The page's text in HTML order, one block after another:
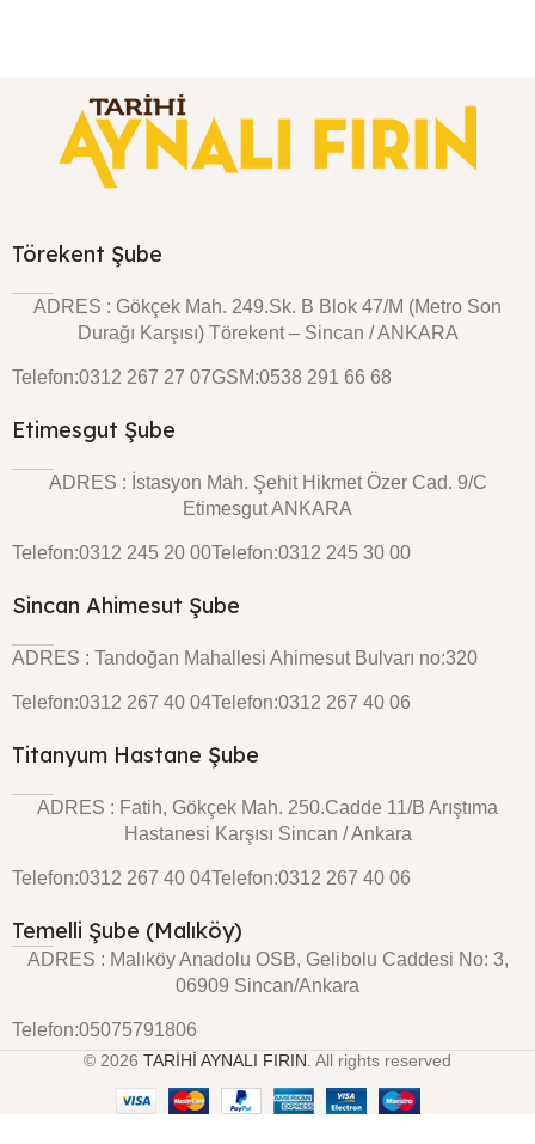
Törekent Şube
ADRES : Gökçek Mah. 249.Sk. B Blok 47/M (Metro Son
Durağı Karşısı) Törekent – Sincan / ANKARA
Telefon:0312 267 27 07GSM:0538 291 66 68
Etimesgut Şube
ADRES : İstasyon Mah. Şehit Hikmet Özer Cad. 9/C
Etimesgut ANKARA
Telefon:0312 245 20 00Telefon:0312 245 30 00
Sincan Ahimesut Şube
ADRES : Tandoğan Mahallesi Ahimesut Bulvarı no:320
Telefon:0312 267 40 04Telefon:0312 267 40 06
Titanyum Hastane Şube
ADRES : Fatih, Gökçek Mah. 250.Cadde 11/B Arıştıma
Hastanesi Karşısı Sincan / Ankara
Telefon:0312 267 40 04Telefon:0312 267 40 06
Temelli Şube (Malıköy)
ADRES : Malıköy Anadolu OSB, Gelibolu Caddesi No: 3,
06909 Sincan/Ankara
Telefon:05075791806
© 2026 TARİHİ AYNALI FIRIN. All rights reserved